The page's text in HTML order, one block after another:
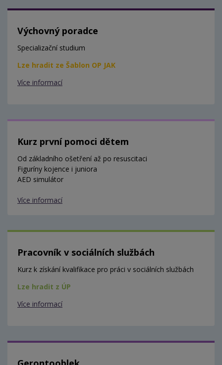
Výchovný poradce
Specializační studium
Lze hradit ze Šablon OP JAK
Více informací
Kurz první pomoci dětem
Od základního ošetření až po resuscitaci
Figuríny kojence i juniora
AED simulátor
Více informací
Pracovník v sociálních službách
Kurz k získání kvalifikace pro práci v sociálních službách
Lze hradit z ÚP
Více informací